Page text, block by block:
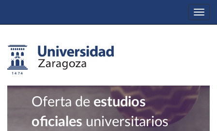
Oferta de estudios
oficiales universitarios